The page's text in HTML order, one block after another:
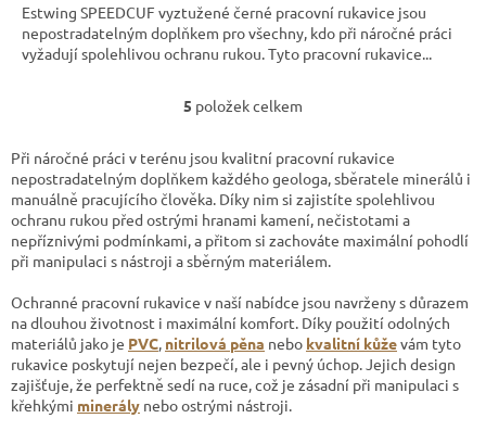
Estwing SPEEDCUF vyztužené černé pracovní rukavice jsou
nepostradatelným doplňkem pro všechny, kdo při náročné práci
vyžadují spolehlivou ochranu rukou. Tyto pracovní rukavice...
O
l
á
d
a
c
í
r
v
k
y
v
ý
5 položek celkem
Při náročné práci v terénu jsou kvalitní pracovní rukavice
nepostradatelným doplňkem každého geologa, sběratele minerálů i
manuálně pracujícího člověka. Díky nim si zajistíte spolehlivou
ochranu rukou před ostrými hranami kamení, nečistotami a
nepříznivými podmínkami, a přitom si zachováte maximální pohodlí
při manipulaci s nástroji a sběrným materiálem.
Ochranné pracovní rukavice v naší nabídce jsou navrženy s důrazem
na dlouhou životnost i maximální komfort. Díky použití odolných
materiálů jako je PVC, nitrilová pěna nebo kvalitní kůževám tyto
rukavice poskytují nejen bezpečí, ale i pevný úchop. Jejich design
zajišťuje, že perfektně sedí na ruce, což je zásadní při manipulaci s
křehkými minerály nebo ostrými nástroji.